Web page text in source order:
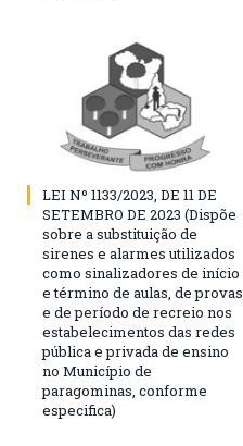
LEI Nº 1133/2023, DE 11 DE
SETEMBRO DE 2023 (Dispõe
sobre a substituição de
sirenes e alarmes utilizados
como sinalizadores de início
e término de aulas, de provas
e de período de recreio nos
estabelecimentos das redes
pública e privada de ensino
no Município de
paragominas, conforme
especifica)